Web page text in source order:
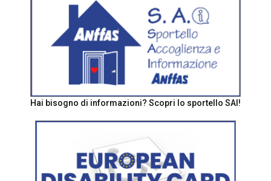
Hai bisogno di informazioni? Scopri lo sportello SAI!